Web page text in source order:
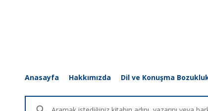
Anasayfa Hakkımızda Dil ve Konuşma